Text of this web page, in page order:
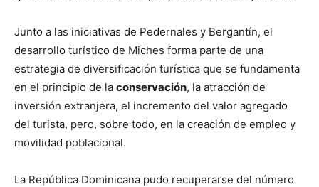
Junto a las iniciativas de Pedernales y Bergantín, el
desarrollo turístico de Miches forma parte de una
estrategia de diversificación turística que se fundamenta
en el principio de la conservación, la atracción de
inversión extranjera, el incremento del valor agregado
del turista, pero, sobre todo, en la creación de empleo y
movilidad poblacional.
La República Dominicana pudo recuperarse del número